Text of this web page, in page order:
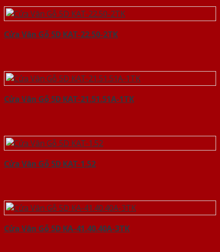
Cửa Vân Gỗ 5D KAT-22.50-2TK
Cửa Vân Gỗ 5D KAT-21.51.51A-1TK
Cửa Vân Gỗ 5D KAT-1.52
Cửa Vân Gỗ 5D KA-41.40.40A-3TK